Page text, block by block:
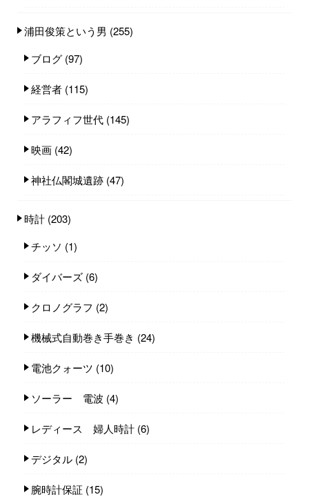
浦田俊策という男 (255)
ブログ (97)
経営者 (115)
アラフィフ世代 (145)
映画 (42)
神社仏閣城遺跡 (47)
時計 (203)
チッソ (1)
ダイバーズ (6)
クロノグラフ (2)
機械式自動巻き手巻き (24)
電池クォーツ (10)
ソーラー 電波 (4)
レディース 婦人時計 (6)
デジタル (2)
腕時計保証 (15)